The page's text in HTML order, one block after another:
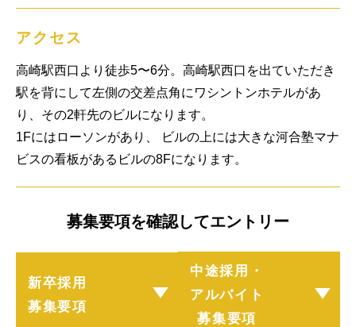
アクセス
高崎駅西口より徒歩5〜6分。高崎駅西口を出ていただき
駅を背にして左側の交差点角にワシントンホテルがあ
り、その2軒先のビルになります。
1Fにはローソンがあり、 ビルの上には大きな河合塾マナ
ビスの看板があるビルの8Fになります。
募集要項を確認してエントリー
新卒採用
募集要項
中途採用・
アルバイト
募集要項